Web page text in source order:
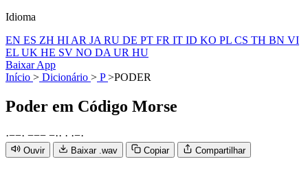
Idioma
EN ES ZH HI AR JA RU DE PT FR IT ID KO PL CS TH BN VI
EL UK HE SV NO DA UR HU
Baixar App
Início > Dicionário > P>PODER
Poder em Código Morse
·−−· −−− −·· · ·−·
Ouvir Baixar .wav Copiar Compartilhar